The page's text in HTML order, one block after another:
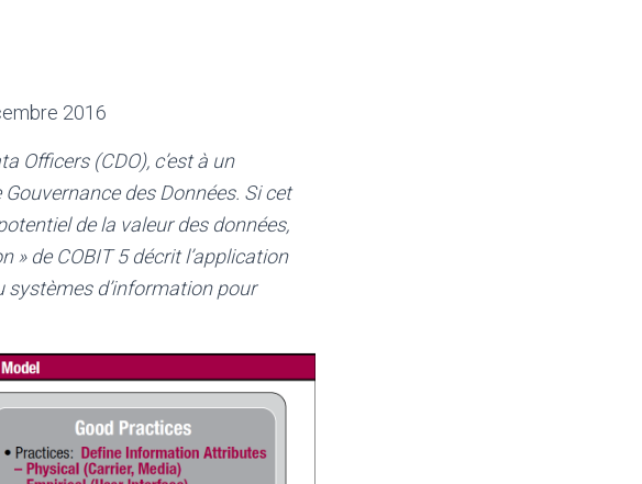
2016
Officers (CDO), c’est à un
des Données. Si cet
de la valeur des données,
» de COBIT 5 décrit l’application
systèmes d’information pour